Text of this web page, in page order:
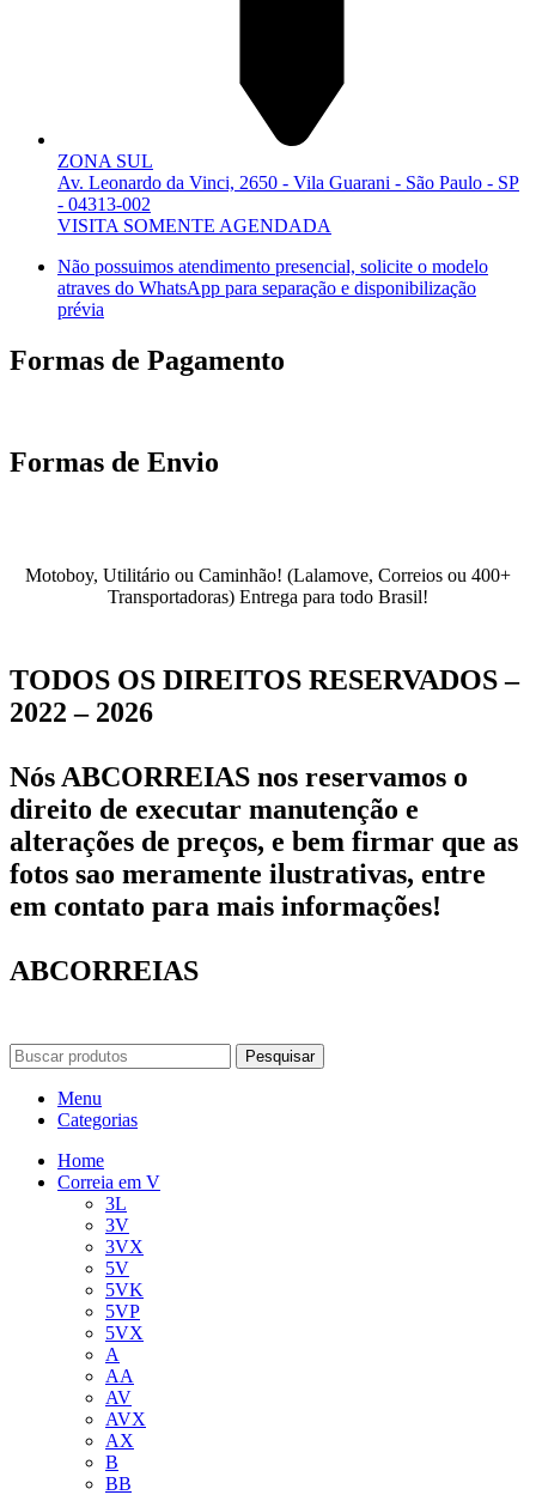
ZONA SUL
Av. Leonardo da Vinci, 2650 - Vila Guarani - São Paulo - SP
- 04313-002
VISITA SOMENTE AGENDADA
Não possuimos atendimento presencial, solicite o modelo
atraves do WhatsApp para separação e disponibilização
prévia
Formas de Pagamento
Formas de Envio
Motoboy, Utilitário ou Caminhão! (Lalamove, Correios ou 400+
Transportadoras) Entrega para todo Brasil!
TODOS OS DIREITOS RESERVADOS –
2022 – 2026
Nós ABCORREIAS nos reservamos o
direito de executar manutenção e
alterações de preços, e bem firmar que as
fotos sao meramente ilustrativas, entre
em contato para mais informações!
ABCORREIAS
Pesquisar
Menu
Categorias
Home
Correia em V
3L
3V
3VX
5V
5VK
5VP
5VX
A
AA
AV
AVX
AX
B
BB